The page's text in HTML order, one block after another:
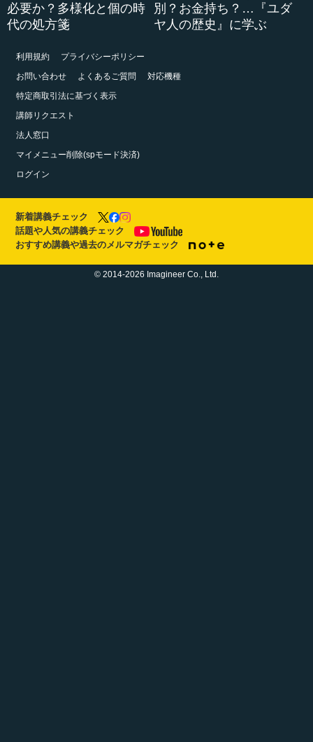
必要か？多様化と個の時
代の処方箋
別？お金持ち？…『ユダ
ヤ人の歴史』に学ぶ
利用規約
プライバシーポリシー
お問い合わせ
よくあるご質問
対応機種
特定商取引法に基づく表示
講師リクエスト
法人窓口
マイメニュー削除(spモード決済)
ログイン
新着講義チェック
話題や人気の講義チェック
おすすめ講義や過去のメルマガチェック
© 2014-2026 Imagineer Co., Ltd.